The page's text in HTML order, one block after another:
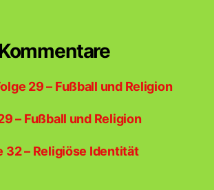
29 – Fußball und Religion
– Fußball und Religion
32 – Religiöse Identität